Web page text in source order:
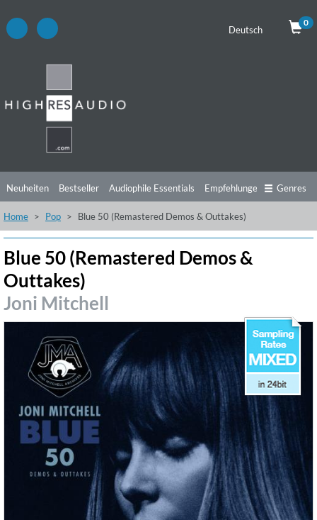
Deutsch
0
Neuheiten Bestseller Audiophile Essentials Empfehlungen
Hörtipps Top Alben Angebote Preorder Vorschau Free Sampler
Genres
Home Pop Blue 50 (Remastered Demos & Outtakes)
Blue 50 (Remastered Demos &
Outtakes)
Joni Mitchell